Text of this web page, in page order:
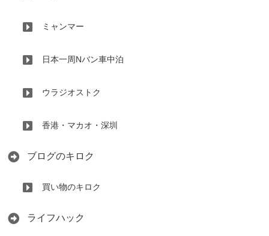
ミャンマー
日本一周Nバン車中泊
ウラジオストク
香港・マカオ・深圳
ブログのキロク
買い物のキロク
ライフハック